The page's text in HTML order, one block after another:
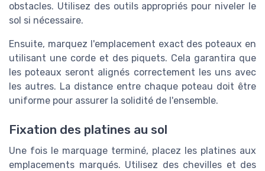
obstacles. Utilisez des outils appropriés pour niveler le
sol si nécessaire.
Ensuite, marquez l'emplacement exact des poteaux en
utilisant une corde et des piquets. Cela garantira que
les poteaux seront alignés correctement les uns avec
les autres. La distance entre chaque poteau doit être
uniforme pour assurer la solidité de l'ensemble.
Fixation des platines au sol
Une fois le marquage terminé, placez les platines aux
emplacements marqués. Utilisez des chevilles et des